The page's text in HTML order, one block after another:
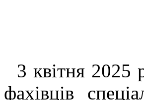
3 квітня 2025
фахівців